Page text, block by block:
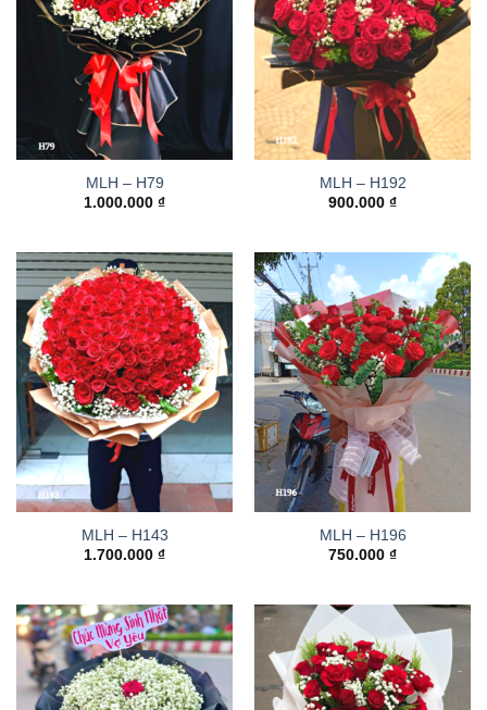
MLH – H79
1.000.000 ₫
MLH – H192
900.000 ₫
MLH – H143
1.700.000 ₫
MLH – H196
750.000 ₫